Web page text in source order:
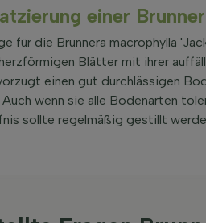
einer
für die Brunnera macrophylla
Blätter mit ihrer
einen gut durchlässigen
Auch wenn sie alle Bodenarten
sollte regelmäßig gestillt